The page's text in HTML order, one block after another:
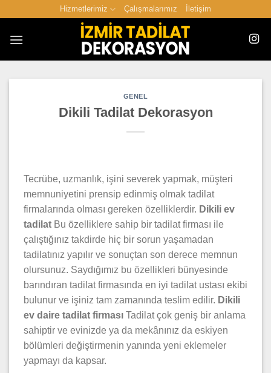
Hizmetlerimiz Çalışmalarımız İletişim
GENEL
Dikili Tadilat Dekorasyon
Tecrübe, uzmanlık, işini severek yapmak, müşteri
memnuniyetini prensip edinmiş olmak tadilat
firmalarında olması gereken özelliklerdir. Dikili ev
tadilat Bu özelliklere sahip bir tadilat firması ile
çalıştığınız takdirde hiç bir sorun yaşamadan
tadilatınız yapılır ve sonuçtan son derece memnun
olursunuz. Saydığımız bu özellikleri bünyesinde
barındıran tadilat firmasında en iyi tadilat ustası ekibi
bulunur ve işiniz tam zamanında teslim edilir. Dikili
ev daire tadilat firması Tadilat çok geniş bir anlama
sahiptir ve evinizde ya da mekânınız da eskiyen
bölümleri değiştirmenin yanında yeni eklemeler
yapmayı da kapsar.